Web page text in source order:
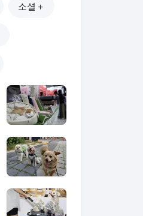
소셜＋